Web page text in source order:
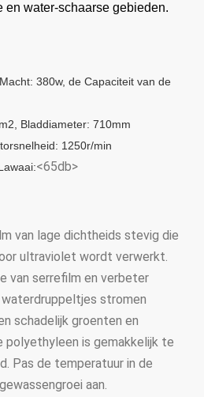
en water-schaarse gebieden.
380w, de Capaciteit van de
Bladdiameter: 710mm
1250r/min
<65db>
van lage dichtheids stevig die
ultraviolet wordt verwerkt.
van serrefilm en verbeter
stromen
schadelijk groenten en
polyethyleen is gemakkelijk te
Pas de temperatuur in de
aan.